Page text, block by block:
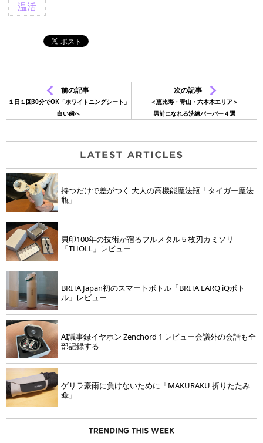
温活
前の記事
１日１回30分でOK「ホワイトニングシート」
白い歯へ
次の記事
＜恵比寿・青山・六本木エリア＞
男前になれる洗練バーバー４選
持つだけで差がつく 大人の高機能魔法瓶「タイガー魔法
瓶」
貝印100年の技術が宿るフルメタル５枚刃カミソリ
「THOLL」レビュー
BRITA Japan初のスマートボトル「BRITA LARQ iQボト
ル」レビュー
AI議事録イヤホン Zenchord 1 レビュー会議外の会話も全
部記録する
ゲリラ豪雨に負けないために「MAKURAKU 折りたたみ
傘」